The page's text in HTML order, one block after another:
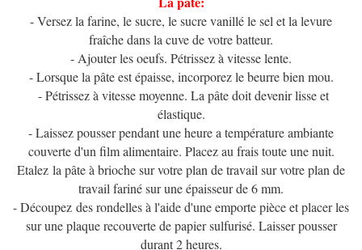
- Versez la farine, le sucre, le sucre vanillé le sel et la levure
fraîche dans la cuve de votre batteur.
- Ajouter les oeufs. Pétrissez à vitesse lente.
- Lorsque la pâte est épaisse, incorporez le beurre bien mou.
- Pétrissez à vitesse moyenne. La pâte doit devenir lisse et
élastique.
- Laissez pousser pendant une heure a température ambiante
couverte d'un film alimentaire. Placez au frais toute une nuit.
Etalez la pâte à brioche sur votre plan de travail sur votre plan de
travail fariné sur une épaisseur de 6 mm.
- Découpez des rondelles à l'aide d'une emporte pièce et placer les
sur une plaque recouverte de papier sulfurisé. Laisser pousser
durant 2 heures.